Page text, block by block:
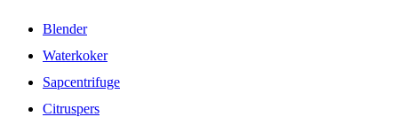
Blender
Waterkoker
Sapcentrifuge
Citruspers